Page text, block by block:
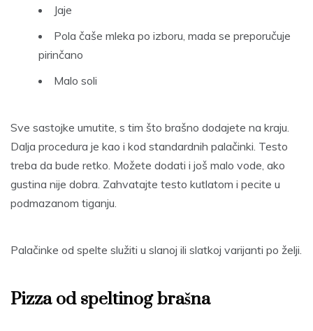
Jaje
Pola čaše mleka po izboru, mada se preporučuje
pirinčano
Malo soli
Sve sastojke umutite, s tim što brašno dodajete na kraju.
Dalja procedura je kao i kod standardnih palačinki. Testo
treba da bude retko. Možete dodati i još malo vode, ako
gustina nije dobra. Zahvatajte testo kutlatom i pecite u
podmazanom tiganju.
Palačinke od spelte služiti u slanoj ili slatkoj varijanti po želji.
Pizza od speltinog brašna